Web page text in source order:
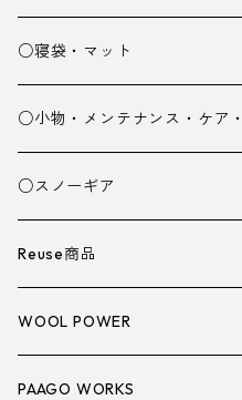
パンツ
グローブ
スパッツ・ゲイター
衣類小物
アイウェア
○寝袋・マット
寝袋
マット
寝具小物
○小物・メンテナンス・ケア
○スノーギア
Reuse商品
WOOL POWER
PAAGO WORKS